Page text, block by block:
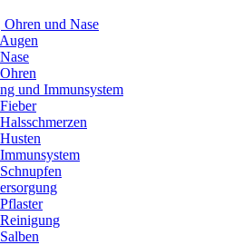
Ohren und Nase
und Immunsystem